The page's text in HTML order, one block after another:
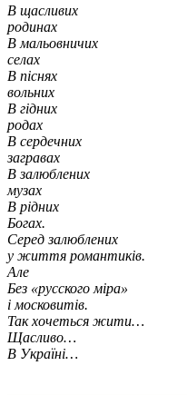
В щасливих
родинах
В мальовничих
селах
В піснях
вольних
В гідних
родах
В сердечних
загравах
В залюблених
музах
В рідних
Богах.
Серед залюблених
у життя романтиків.
Але
Без «русского міра»
і московитів.
Так хочеться жити…
Щасливо…
В Україні…